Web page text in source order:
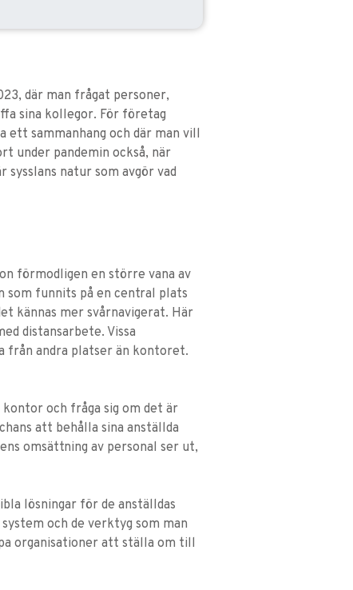
där man frågat personer,
sina kollegor. För företag
sammanhang och där man vill
under pandemin också, när
natur som avgör vad
förmodligen en större vana av
som funnits på en central plats
kännas mer svårnavigerat. Här
distansarbete. Vissa
från andra platser än kontoret.
och fråga sig om det är
att behålla sina anställda
omsättning av personal ser ut,
lösningar för de anställdas
och de verktyg som man
organisationer att ställa om till